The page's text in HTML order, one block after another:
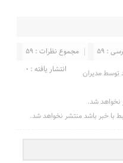
مجموع نظرات : 59
: 59
انتشار یافته : 0
توسط مدیران
نخواهد شد.
با خبر باشد منتشر نخواهد شد.